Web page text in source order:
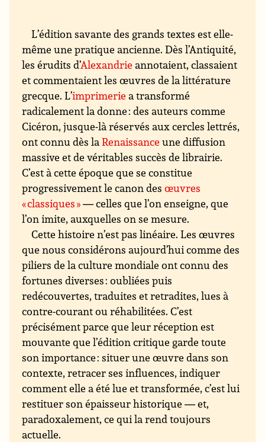
L’édition savante des grands textes est elle-
même une pratique ancienne. Dès l’Antiquité,
les érudits d’Alexandrie annotaient, classaient
et commentaient les œuvres de la littérature
grecque. L’imprimerie a transformé
radicalement la donne : des auteurs comme
Cicéron, jusque-là réservés aux cercles lettrés,
ont connu dès laRenaissance une diffusion
massive et de véritables succès de librairie.
C’est à cette époque que se constitue
progressivement le canon desœuvres
« classiques »— celles que l’on enseigne, que
l’on imite, auxquelles on se mesure.
Cette histoire n’est pas linéaire. Les œuvres
que nous considérons aujourd’hui comme des
piliers de la culture mondiale ont connu des
fortunes diverses : oubliées puis
redécouvertes, traduites et retradites, lues à
contre-courant ou réhabilitées. C’est
précisément parce que leur réception est
mouvante que l’édition critique garde toute
son importance : situer une œuvre dans son
contexte, retracer ses influences, indiquer
comment elle a été lue et transformée, c’est lui
restituer son épaisseur historique — et,
paradoxalement, ce qui la rend toujours
actuelle.